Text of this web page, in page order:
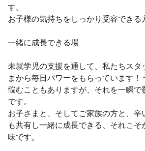
す。
お子様の気持ちをしっかり受容できる
一緒に成長できる場
未就学児の支援を通して、私たちスタ
まから毎日パワーをもらっています！
悩むこともありますが、それを一瞬で
です。
お子さまと、そしてご家族の方と、辛
も共有し一緒に成長できる、それこそ
味です。